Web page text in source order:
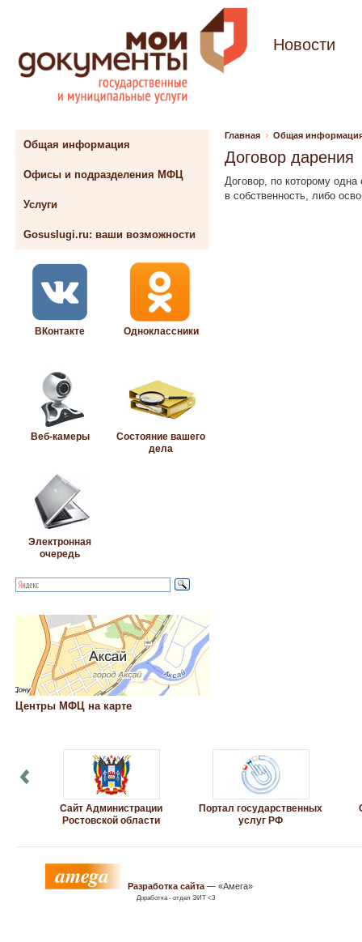
Новости
Общая информация
Офисы и подразделения МФЦ
Услуги
Gosuslugi.ru: ваши возможности
ВКонтакте Одноклассники
Веб-камеры
Состояние вашего
дела
Электронная
очередь
Центры МФЦ на карте
Главная Общая
Договор дарения
Договор, по которому
в собственность, либо
Сайт Администрации
Ростовской области
Портал государственных
услуг РФ
Разработка сайта— «Амега»
Доработка - отдел ЭИТ <3